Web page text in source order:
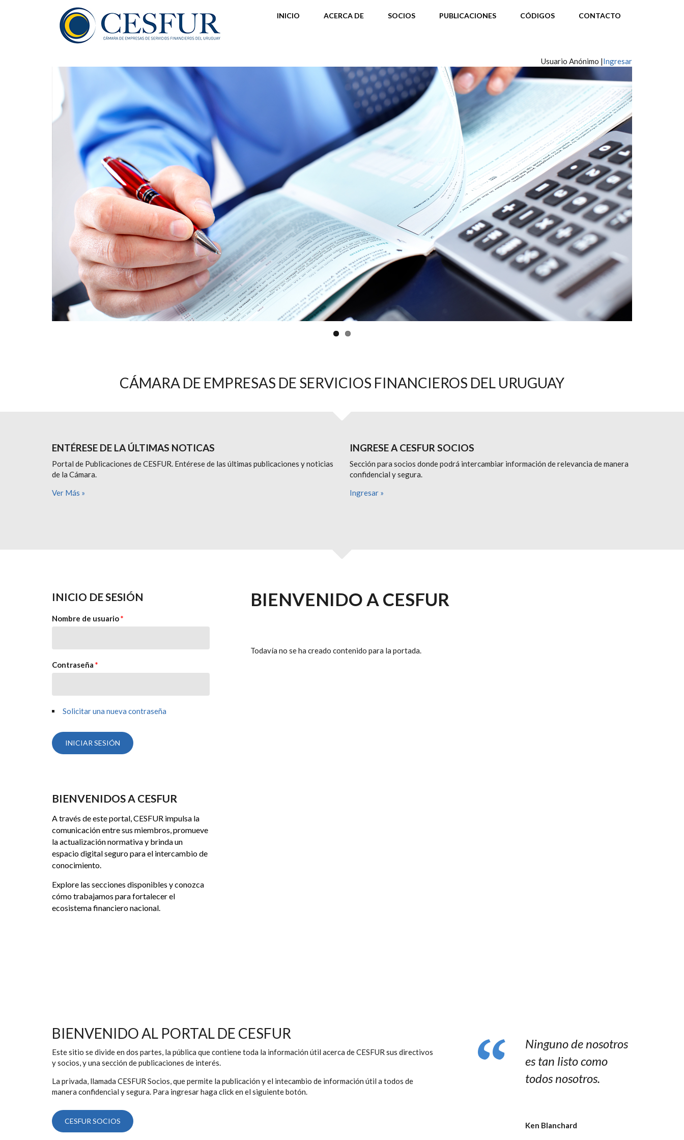
Ir al contenido principal
INICIO ACERCA DE SOCIOS PUBLICACIONES CÓDIGOS CONTACTO
Usuario Anónimo |Ingresar
CÁMARA DE EMPRESAS DE SERVICIOS FINANCIEROS DEL URUGUAY
ENTÉRESE DE LA ÚLTIMAS NOTICAS
Portal de Publicaciones de CESFUR. Entérese de las últimas publicaciones y noticias
de la Cámara.
Ver Más »
INGRESE A CESFUR SOCIOS
Sección para socios donde podrá intercambiar información de relevancia de manera
confidencial y segura.
Ingresar »
INICIO DE SESIÓN
Nombre de usuario*
Contraseña *
Solicitar una nueva contraseña
BIENVENIDOS A CESFUR
A través de este portal, CESFUR impulsa la
comunicación entre sus miembros, promueve
la actualización normativa y brinda un
espacio digital seguro para el intercambio de
conocimiento.
Explore las secciones disponibles y conozca
cómo trabajamos para fortalecer el
ecosistema financiero nacional.
BIENVENIDO A CESFUR
Todavía no se ha creado contenido para la portada.
BIENVENIDO AL PORTAL DE CESFUR
Este sitio se divide en dos partes, la pública que contiene toda la información útil acerca de CESFUR sus directivos
y socios, y una sección de publicaciones de interés.
La privada, llamada CESFUR Socios, que permite la publicación y el intecambio de información útil a todos de
manera confidencial y segura. Para ingresar haga click en el siguiente botón.
CESFUR SOCIOS
Ninguno de nosotros
es tan listo como
todos nosotros.
Ken Blanchard